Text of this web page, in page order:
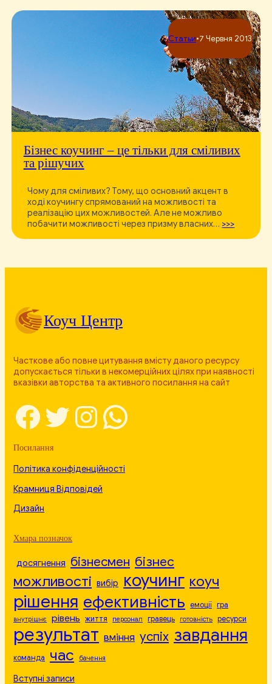
Статьи•7 Червня 2013
Бізнес коучинг – це тільки для сміливих
та рішучих
Чому для сміливих? Тому, що основний акцент в
ході коучингу спрямований на можливості та
реалізацію цих можливостей. Але не можливо
побачити можливості через призму власних… >>>
Коуч Центр
Часткове або повне цитування вмісту даного ресурсу
допускається тільки в некомерційних цілях при наявності
вказівки авторства та активного посилання на сайт
Facebook Twitter InstagramWhatsApp
Посилання
Політика конфіденційності
Крамниця Відповідей
Дизайн
Хмара позначок
досягнення бізнесмен бізнес
можливості вибір коучинг коуч
рішення ефективність емоції гра
внутрішнє рівень життя персонал гравець готовність ресурси
результат вміння успіх завдання
команда час бачення
Вступні записи